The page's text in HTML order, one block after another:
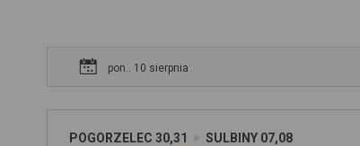
pon.. 10 sierpnia
POGORZELEC 30,31 SULBINY 07,08